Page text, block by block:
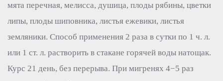
мята перечная, мелисса, душица, плоды рябины, цветки
липы, плоды шиповника, листья ежевики, листья
земляники. Способ применения 2 раза в сутки по 1 ч. л.
или 1 ст. л. растворить в стакане горячей воды натощак.
Курс 21 день, без перерыва. При мигренях 4−5 раз